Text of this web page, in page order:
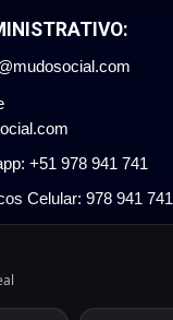
+51 978 941 741
Celular: 978 941 741